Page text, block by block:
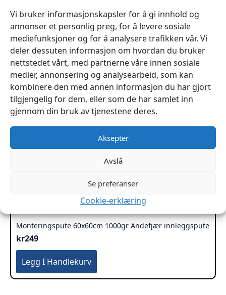
Vi bruker informasjonskapsler for å gi innhold og
annonser et personlig preg, for å levere sosiale
mediefunksjoner og for å analysere trafikken vår. Vi
deler dessuten informasjon om hvordan du bruker
nettstedet vårt, med partnerne våre innen sosiale
medier, annonsering og analysearbeid, som kan
kombinere den med annen informasjon du har gjort
tilgjengelig for dem, eller som de har samlet inn
gjennom din bruk av tjenestene deres.
Aksepter
Avslå
Se preferanser
Cookie-erklæring
Monteringspute 60x60cm 1000gr Andefjær innleggspute
kr249
Legg I Handlekurv